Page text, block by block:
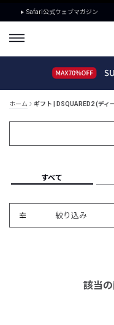
Safari公式ウェブマガジン
ホーム ギフト | DSQUARED2 (ディ
すべて
絞り込み
該当